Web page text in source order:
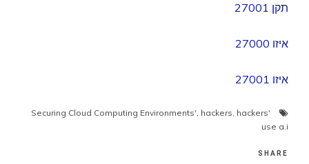
תקן 27001
איזו 27000
איזו 27001
'Securing Cloud Computing Environments'
, hackers, hackers
use a.i
SHARE